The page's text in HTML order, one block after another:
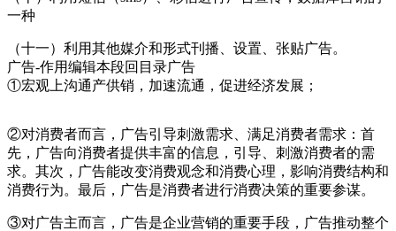
一种
（十一）利用其他媒介和形式刊播、设置、张贴广告。
广告-作用编辑本段回目录广告
①宏观上沟通产供销，加速流通，促进经济发展；
②对消费者而言，广告引导刺激需求、满足消费者需求：首
先，广告向消费者提供丰富的信息，引导、刺激消费者的需
求。其次，广告能改变消费观念和消费心理，影响消费结构和
消费行为。最后，广告是消费者进行消费决策的重要参谋。
③对广告主而言，广告是企业营销的重要手段，广告推动整个